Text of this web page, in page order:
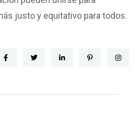
justo y equitativo para todos.